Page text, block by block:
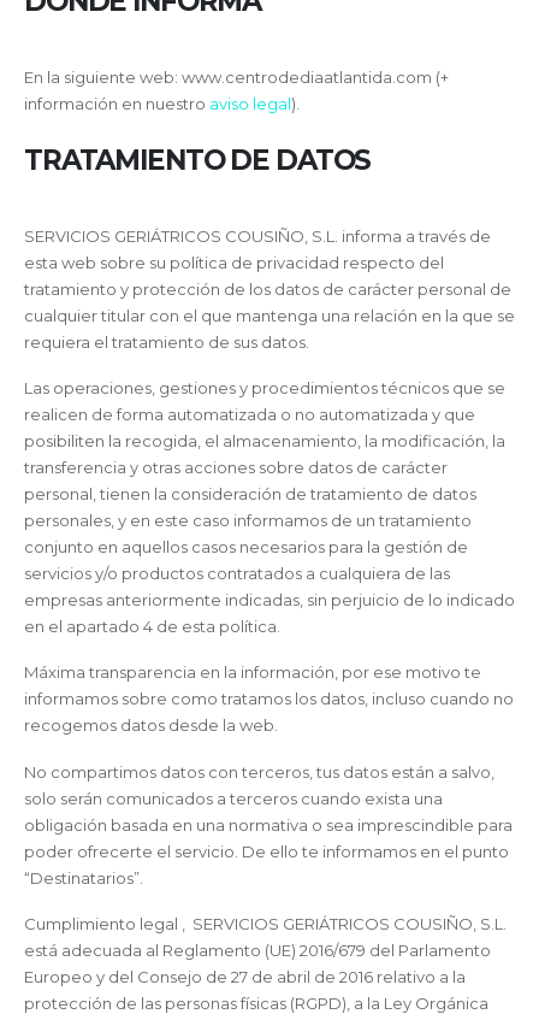
En la siguiente web: www.centrodediaatlantida.com (+
información en nuestro aviso legal).
TRATAMIENTO DE DATOS
SERVICIOS GERIÁTRICOS COUSIÑO, S.L. informa a través de
esta web sobre su política de privacidad respecto del
tratamiento y protección de los datos de carácter personal de
cualquier titular con el que mantenga una relación en la que se
requiera el tratamiento de sus datos.
Las operaciones, gestiones y procedimientos técnicos que se
realicen de forma automatizada o no automatizada y que
posibiliten la recogida, el almacenamiento, la modificación, la
transferencia y otras acciones sobre datos de carácter
personal, tienen la consideración de tratamiento de datos
personales, y en este caso informamos de un tratamiento
conjunto en aquellos casos necesarios para la gestión de
servicios y/o productos contratados a cualquiera de las
empresas anteriormente indicadas, sin perjuicio de lo indicado
en el apartado 4 de esta política.
Máxima transparencia en la información, por ese motivo te
informamos sobre como tratamos los datos, incluso cuando no
recogemos datos desde la web.
No compartimos datos con terceros, tus datos están a salvo,
solo serán comunicados a terceros cuando exista una
obligación basada en una normativa o sea imprescindible para
poder ofrecerte el servicio. De ello te informamos en el punto
“Destinatarios”.
Cumplimiento legal , SERVICIOS GERIÁTRICOS COUSIÑO, S.L.
está adecuada al Reglamento (UE) 2016/679 del Parlamento
Europeo y del Consejo de 27 de abril de 2016 relativo a la
protección de las personas físicas (RGPD), a la Ley Orgánica